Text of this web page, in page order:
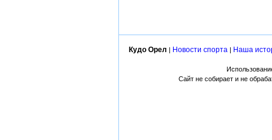
Кудо Орел | Новости спорта | Наша
Сайт не собирает и не